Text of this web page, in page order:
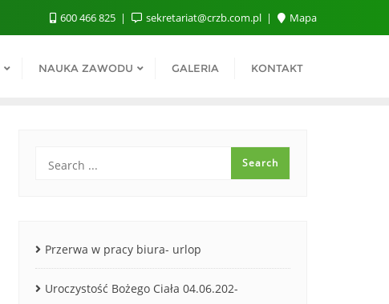
600 466 825 sekretariat@crzb.com.pl Mapa
NAUKA ZAWODU GALERIA KONTAKT
Przerwa w pracy biura- urlop
Uroczystość Bożego Ciała 04.06.202-